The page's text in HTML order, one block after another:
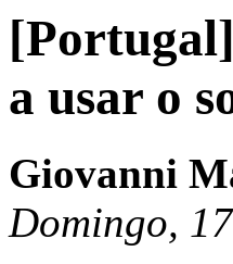
a usar o
Giovanni
Domingo,